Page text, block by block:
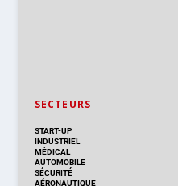
SECTEURS
START-UP
INDUSTRIEL
MÉDICAL
AUTOMOBILE
SÉCURITÉ
AÉRONAUTIQUE